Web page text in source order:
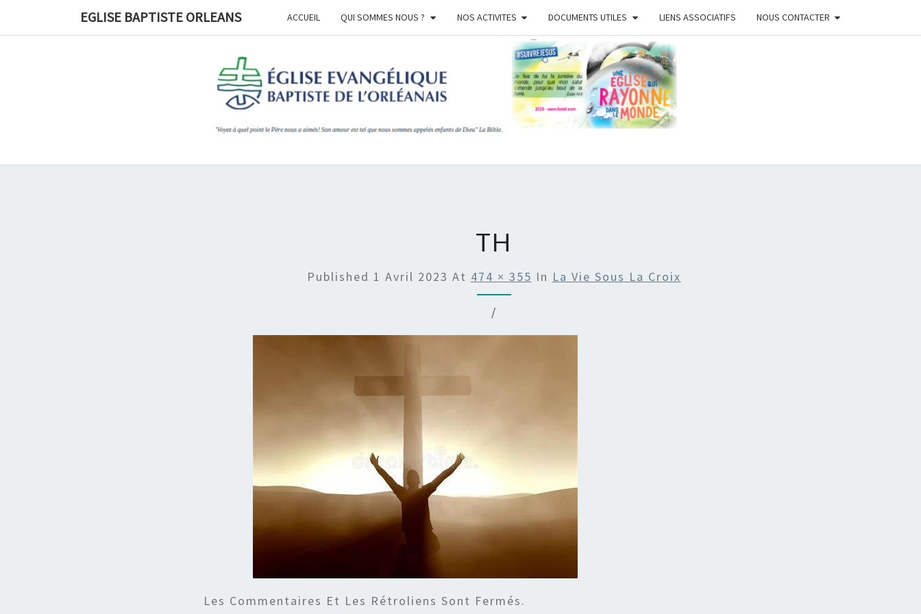
EGLISE BAPTISTE ORLEANS ACCUEIL QUI SOMMES NOUS ? NOS ACTIVITES DOCUMENTS UTILES LIENS ASSOCIATIFS NOUS CONTACTER
EGLISE
BAPTISTE
ORLEANS
TH
Published 1 Avril 2023 At 474 × 355 In La Vie Sous La Croix
/
Les Commentaires Et Les Rétroliens Sont Fermés.